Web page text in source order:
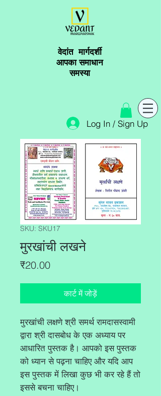
वेदांत मार्गदर्शी
आपका समाधान
समस्या
Log In / Sign Up
SKU: SKU17
मुरखांची लखने
₹20.00मूल्य
कार्ट में जोड़ें
मुरखांची लक्षणे श्री समर्थ रामदासस्वामी
द्वारा श्री दासबोध के एक अध्याय पर
आधारित पुस्तक है। आपको इस पुस्तक
को ध्यान से पढ़ना चाहिए और यदि आप
इस पुस्तक में लिखा कुछ भी कर रहे हैं तो
इससे बचना चाहिए।